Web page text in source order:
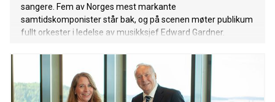
sangere. Fem av Norges mest markante
samtidskomponister står bak, og på scenen møter publikum
fullt orkester i ledelse av musikksjef Edward Gardner.